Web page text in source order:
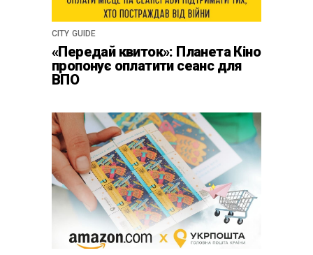
CITY GUIDE
«Передай квиток»: Планета Кіно
пропонує оплатити сеанс для
ВПО